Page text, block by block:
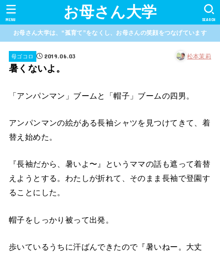
お母さん大学 SEARCH
MENU
お母さん大学は、“孤育て”をなくし、お母さんの笑顔をつなげています
母ゴコロ 2019.06.03 松本茉莉
暑くないよ。
「アンパンマン」ブームと「帽子」ブームの四男。
アンパンマンの絵がある長袖シャツを見つけてきて、着
替え始めた。
『長袖だから、暑いよ〜』というママの話も遮って着替
えようとする。わたしが折れて、そのまま長袖で登園す
ることにした。
帽子をしっかり被って出発。
歩いているうちに汗ばんできたので『暑いねー。大丈